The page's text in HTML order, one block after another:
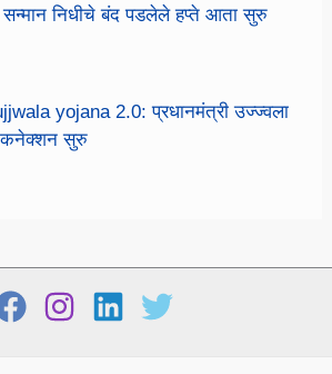
सन्मान निधीचे बंद पडलेले हप्ते आता सुरु
yojana 2.0: प्रधानमंत्री उज्ज्वला
कनेक्शन सुरु